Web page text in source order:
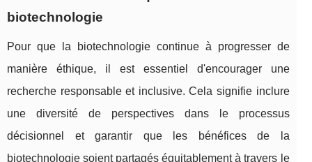
biotechnologie
Pour que la biotechnologie continue à progresser de
manière éthique, il est essentiel d'encourager une
recherche responsable et inclusive. Cela signifie inclure
une diversité de perspectives dans le processus
décisionnel et garantir que les bénéfices de la
biotechnologie soient partagés équitablement à travers le